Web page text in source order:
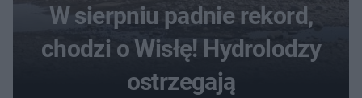
W sierpniu padnie rekord,
chodzi o Wisłę! Hydrolodzy
ostrzegają